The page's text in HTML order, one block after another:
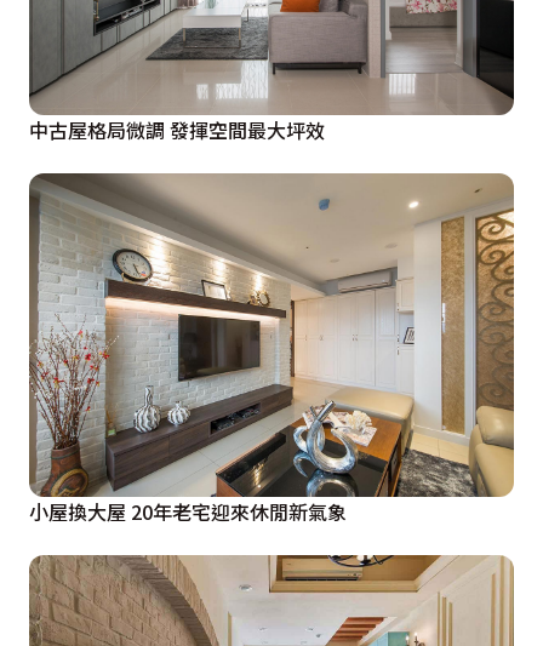
中古屋格局微調 發揮空間最大坪效
小屋換大屋 20年老宅迎來休閒新氣象